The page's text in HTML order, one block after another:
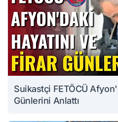
Suikastçi FETÖCÜ
Günlerini Anlattı